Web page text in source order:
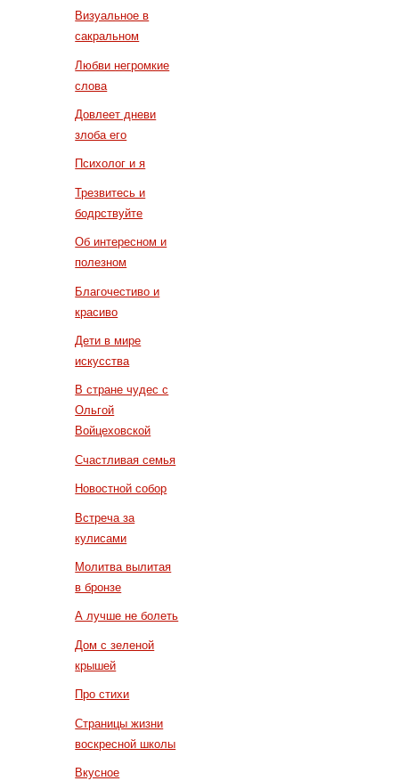
Визуальное в
сакральном
Любви негромкие
слова
Довлеет дневи
злоба его
Психолог и я
Трезвитесь и
бодрствуйте
Об интересном и
полезном
Благочестиво и
красиво
Дети в мире
искусства
В стране чудес с
Ольгой
Войцеховской
Счастливая семья
Новостной собор
Встреча за
кулисами
Молитва вылитая
в бронзе
А лучше не болеть
Дом с зеленой
крышей
Про стихи
Страницы жизни
воскресной школы
Вкусное